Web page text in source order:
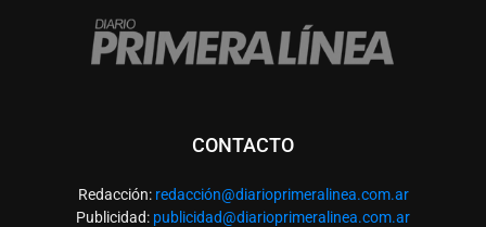
CONTACTO
Redacción: redacción@diarioprimeralinea.com.ar
Publicidad: publicidad@diarioprimeralinea.com.ar